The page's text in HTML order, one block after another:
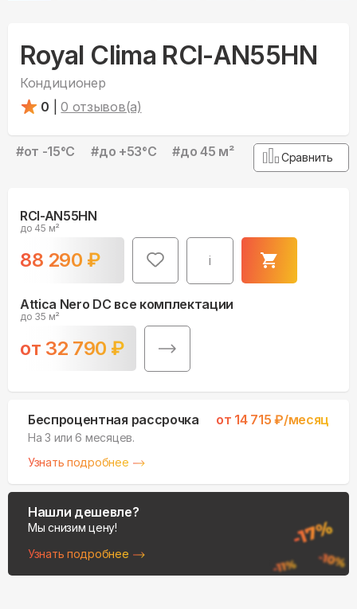
Royal Clima RCI-AN55HN
Кондиционер
0
0 отзывов(а)
#от -15°С #до +53°С #до 45 м² Сравнить
RCI-AN55HN
до 45 м²
88 290 ₽ i
Attica Nero DC все комплектации
до 35 м²
от 32 790 ₽
Беспроцентная рассрочка от 14 715 ₽/месяц
На 3 или 6 месяцев.
Узнать подробнее
Нашли дешевле?
Мы снизим цену!
Узнать подробнее